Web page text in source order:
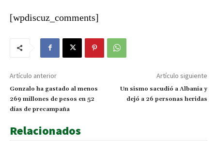
[wpdiscuz_comments]
Artículo anterior
Gonzalo ha gastado al menos
269 millones de pesos en 52
días de precampaña
Artículo siguiente
Un sismo sacudió a Albania y
dejó a 26 personas heridas
Relacionados